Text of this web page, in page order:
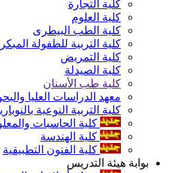
كلية التجارة
كلية العلوم
كلية الطب البيطرى
كلية التربية للطفولة
كلية التمريض
كلية الصيدلة
كلية طب الأسنان
معهد الدراسات العليا
كلية التربية النوعية
كلية الحاسبات
كلية الهندسة
كلية الفنون التطبيقية
بوابة هيئة التدريس